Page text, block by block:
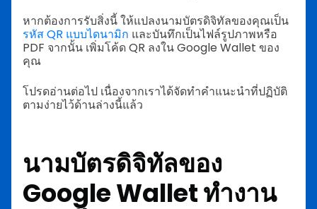
หากต้องการรับสิ่งนี้ ให้แปลงนามบัตรดิจิทัลของคุณเป็น
รหัส QR แบบไดนามิก และบันทึกเป็นไฟล์รูปภาพหรือ
PDF จากนั้น เพิ่มโค้ด QR ลงใน Google Wallet ของ
คุณ
โปรดอ่านต่อไป เนื่องจากเราได้จัดทำคำแนะนำที่ปฏิบัติ
ตามง่ายไว้ด้านล่างนี้แล้ว
นามบัตรดิจิทัลของ
Google Wallet ทำงาน